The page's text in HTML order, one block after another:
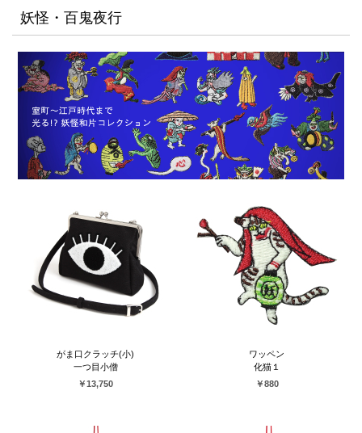
妖怪・百鬼夜行
がま口クラッチ(小)
一つ目小僧
￥13,750
ワッペン
化猫１
￥880